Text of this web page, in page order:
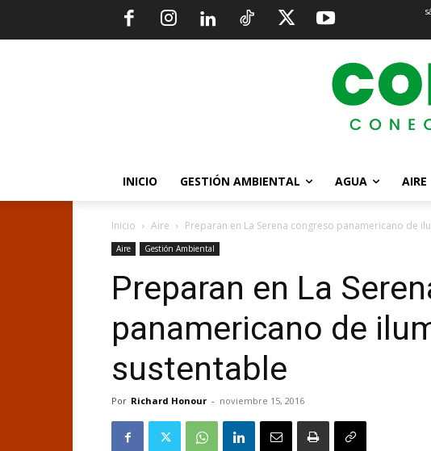
INICIO GESTIÓN AMBIENTAL AGUA AIRE
Inicio Aire Preparan en La Serena congreso panamericano de
Aire Gestión Ambiental
Preparan en La
panamericano de
sustentable
Por Richard Honour - noviembre 15, 2016